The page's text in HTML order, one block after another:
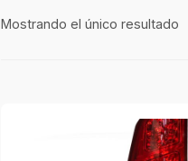
Mostrando el único resultado